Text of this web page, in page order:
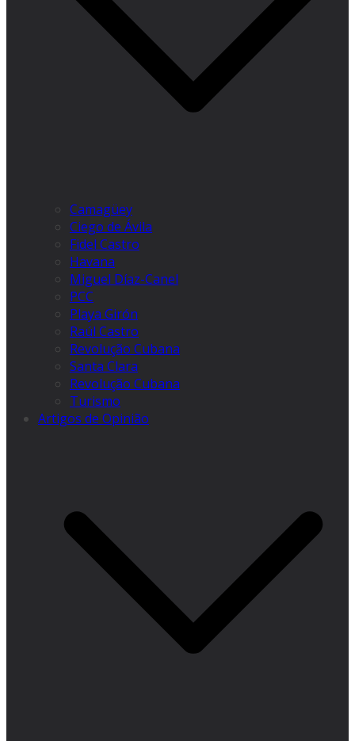
Camagüey
Ciego de Ávila
Fidel Castro
Havana
Miguel Díaz-Canel
PCC
Playa Girón
Raúl Castro
Revolução Cubana
Santa Clara
Revolução Cubana
Turismo
Artigos de Opinião